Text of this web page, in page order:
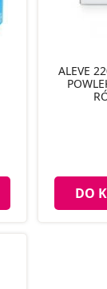
ALEVE
DO